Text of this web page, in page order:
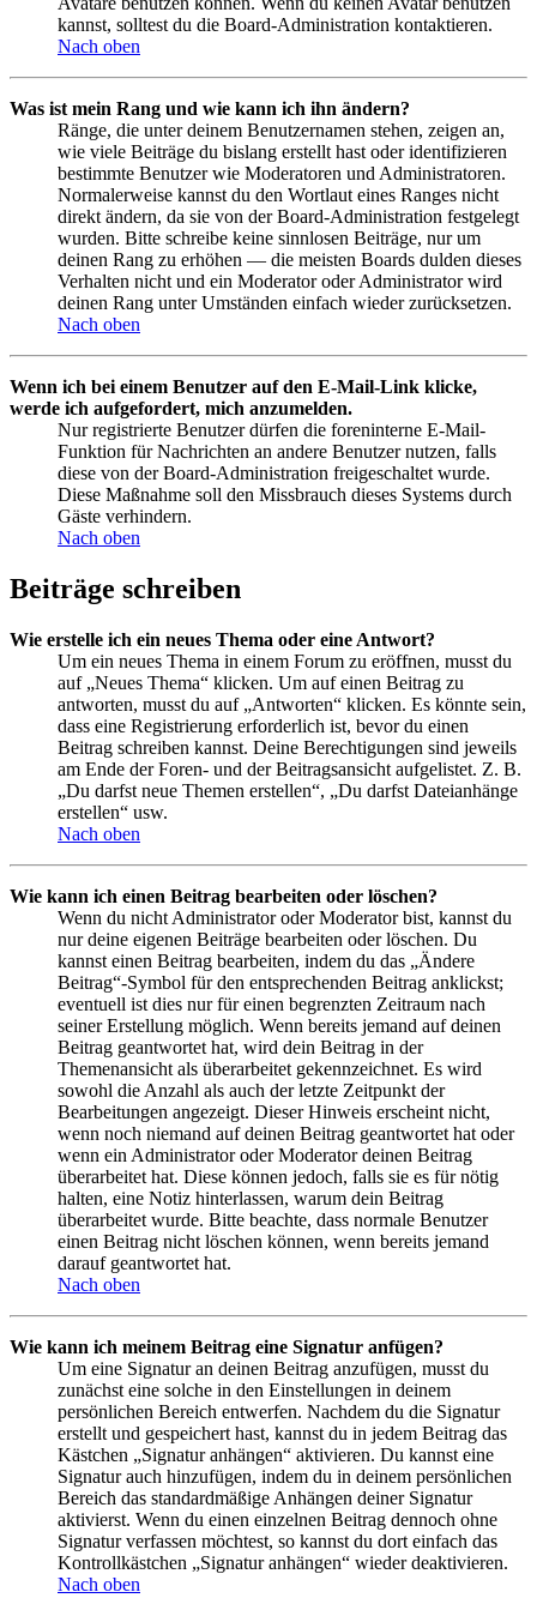
kannst, solltest du die Board-Administration kontaktieren.
Nach oben
Was ist mein Rang und wie kann ich ihn ändern?
Ränge, die unter deinem Benutzernamen stehen, zeigen an,
wie viele Beiträge du bislang erstellt hast oder identifizieren
bestimmte Benutzer wie Moderatoren und Administratoren.
Normalerweise kannst du den Wortlaut eines Ranges nicht
direkt ändern, da sie von der Board-Administration festgelegt
wurden. Bitte schreibe keine sinnlosen Beiträge, nur um
deinen Rang zu erhöhen — die meisten Boards dulden dieses
Verhalten nicht und ein Moderator oder Administrator wird
deinen Rang unter Umständen einfach wieder zurücksetzen.
Nach oben
Wenn ich bei einem Benutzer auf den E-Mail-Link klicke,
werde ich aufgefordert, mich anzumelden.
Nur registrierte Benutzer dürfen die foreninterne E-Mail-
Funktion für Nachrichten an andere Benutzer nutzen, falls
diese von der Board-Administration freigeschaltet wurde.
Diese Maßnahme soll den Missbrauch dieses Systems durch
Gäste verhindern.
Nach oben
Beiträge schreiben
Wie erstelle ich ein neues Thema oder eine Antwort?
Um ein neues Thema in einem Forum zu eröffnen, musst du
auf „Neues Thema“ klicken. Um auf einen Beitrag zu
antworten, musst du auf „Antworten“ klicken. Es könnte sein,
dass eine Registrierung erforderlich ist, bevor du einen
Beitrag schreiben kannst. Deine Berechtigungen sind jeweils
am Ende der Foren- und der Beitragsansicht aufgelistet. Z. B.
„Du darfst neue Themen erstellen“, „Du darfst Dateianhänge
erstellen“ usw.
Nach oben
Wie kann ich einen Beitrag bearbeiten oder löschen?
Wenn du nicht Administrator oder Moderator bist, kannst du
nur deine eigenen Beiträge bearbeiten oder löschen. Du
kannst einen Beitrag bearbeiten, indem du das „Ändere
Beitrag“-Symbol für den entsprechenden Beitrag anklickst;
eventuell ist dies nur für einen begrenzten Zeitraum nach
seiner Erstellung möglich. Wenn bereits jemand auf deinen
Beitrag geantwortet hat, wird dein Beitrag in der
Themenansicht als überarbeitet gekennzeichnet. Es wird
sowohl die Anzahl als auch der letzte Zeitpunkt der
Bearbeitungen angezeigt. Dieser Hinweis erscheint nicht,
wenn noch niemand auf deinen Beitrag geantwortet hat oder
wenn ein Administrator oder Moderator deinen Beitrag
überarbeitet hat. Diese können jedoch, falls sie es für nötig
halten, eine Notiz hinterlassen, warum dein Beitrag
überarbeitet wurde. Bitte beachte, dass normale Benutzer
einen Beitrag nicht löschen können, wenn bereits jemand
darauf geantwortet hat.
Nach oben
Wie kann ich meinem Beitrag eine Signatur anfügen?
Um eine Signatur an deinen Beitrag anzufügen, musst du
zunächst eine solche in den Einstellungen in deinem
persönlichen Bereich entwerfen. Nachdem du die Signatur
erstellt und gespeichert hast, kannst du in jedem Beitrag das
Kästchen „Signatur anhängen“ aktivieren. Du kannst eine
Signatur auch hinzufügen, indem du in deinem persönlichen
Bereich das standardmäßige Anhängen deiner Signatur
aktivierst. Wenn du einen einzelnen Beitrag dennoch ohne
Signatur verfassen möchtest, so kannst du dort einfach das
Kontrollkästchen „Signatur anhängen“ wieder deaktivieren.
Nach oben